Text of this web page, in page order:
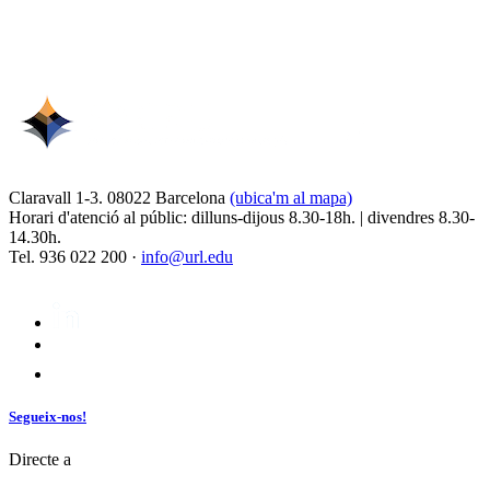
Claravall 1-3. 08022 Barcelona (ubica'm al mapa)
Horari d'atenció al públic: dilluns-dijous 8.30-18h. | divendres 8.30-
14.30h.
Tel. 936 022 200 · info@url.edu
Segueix-nos!
Directe a